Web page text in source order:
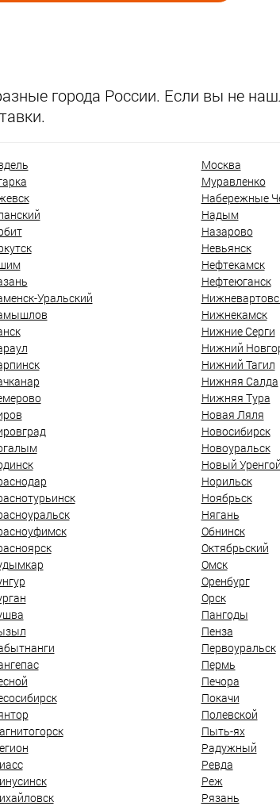
города России. Если вы не
Уральский
Москва
Муравленко
Набережные
Надым
Назарово
Невьянск
Нефтекамск
Нефтеюганск
Нижнекамск
Нижние Серги
Нижний
Нижний Тагил
Нижняя Салда
Нижняя Тура
Новая Ляля
Новосибирск
Новоуральск
Новый Уренгой
Норильск
Ноябрьск
Нягань
Обнинск
Октябрьский
Омск
Оренбург
Орск
Пангоды
Пенза
Первоуральск
Пермь
Печора
Покачи
Полевской
Пыть-ях
Радужный
Ревда
Реж
Рязань